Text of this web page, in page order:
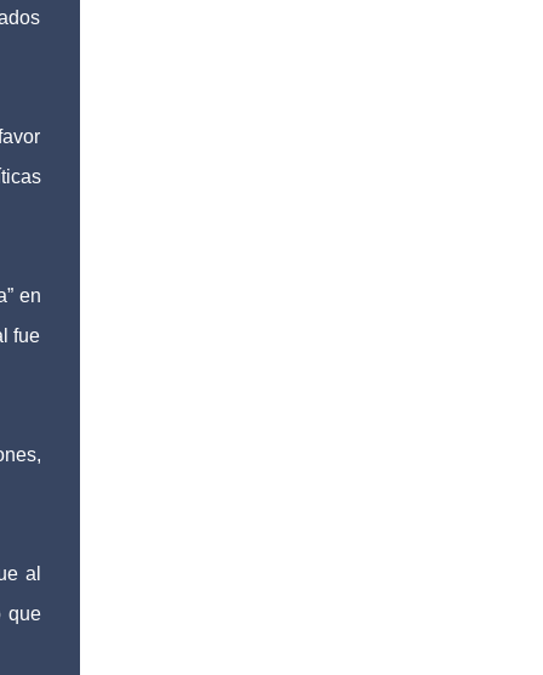
en
fue
al
que